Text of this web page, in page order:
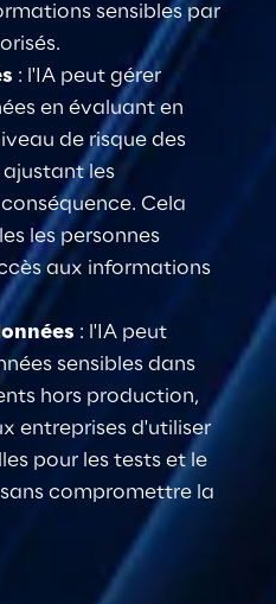
sensibles par
: l'IA peut gérer
en évaluant en
de risque des
les
Cela
les personnes
aux informations
: l'IA peut
sensibles dans
hors production,
entreprises d'utiliser
pour les tests et le
compromettre la